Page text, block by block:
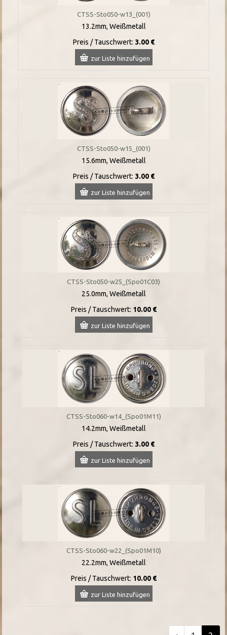
CTSS-Sto050-w13_(001)
13.2mm, Weißmetall
Preis / Tauschwert: 3.00 €
zur Liste hinzufügen
CTSS-Sto050-w15_(001)
15.6mm, Weißmetall
Preis / Tauschwert: 3.00 €
zur Liste hinzufügen
CTSS-Sto050-w25_(Spo01C03)
25.0mm, Weißmetall
Preis / Tauschwert: 10.00 €
zur Liste hinzufügen
CTSS-Sto060-w14_(Spo01M11)
14.2mm, Weißmetall
Preis / Tauschwert: 3.00 €
zur Liste hinzufügen
CTSS-Sto060-w22_(Spo01M10)
22.2mm, Weißmetall
Preis / Tauschwert: 10.00 €
zur Liste hinzufügen